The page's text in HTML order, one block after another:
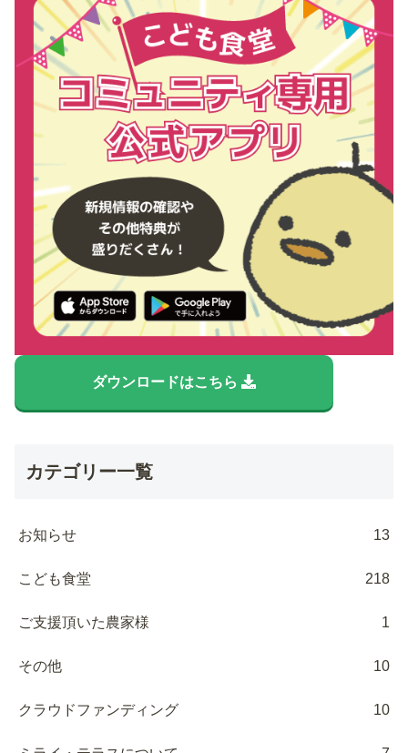
ダウンロードはこちら
カテゴリー一覧
お知らせ 13
こども食堂 218
ご支援頂いた農家様 1
その他 10
クラウドファンディング 10